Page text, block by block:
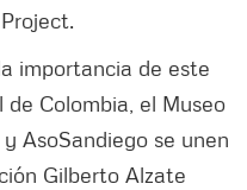
importancia de este
Colombia, el Museo
AsoSandiego se unen
Gilberto Alzate